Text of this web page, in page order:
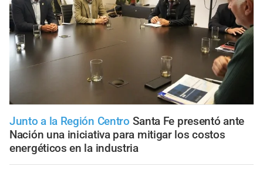
Junto a la Región Centro Santa Fe presentó ante
Nación una iniciativa para mitigar los costos
energéticos en la industria